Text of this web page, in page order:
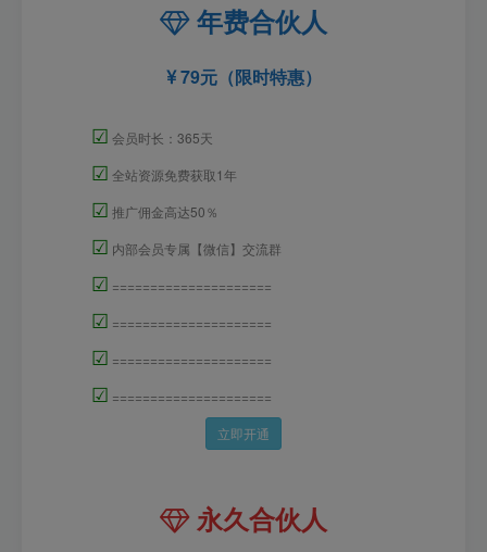
年费合伙人
79元（限时特惠）
☑ 会员时长：365天
☑ 全站资源免费获取1年
☑ 推广佣金高达50％
☑ 内部会员专属【微信】交流群
☑ =====================
☑ =====================
☑ =====================
☑ =====================
立即开通
永久合伙人